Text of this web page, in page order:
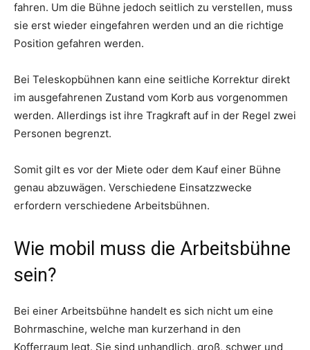
fahren. Um die Bühne jedoch seitlich zu verstellen, muss
sie erst wieder eingefahren werden und an die richtige
Position gefahren werden.
Bei Teleskopbühnen kann eine seitliche Korrektur direkt
im ausgefahrenen Zustand vom Korb aus vorgenommen
werden. Allerdings ist ihre Tragkraft auf in der Regel zwei
Personen begrenzt.
Somit gilt es vor der Miete oder dem Kauf einer Bühne
genau abzuwägen. Verschiedene Einsatzzwecke
erfordern verschiedene Arbeitsbühnen.
Wie mobil muss die Arbeitsbühne
sein?
Bei einer Arbeitsbühne handelt es sich nicht um eine
Bohrmaschine, welche man kurzerhand in den
Kofferraum legt. Sie sind unhandlich, groß, schwer und